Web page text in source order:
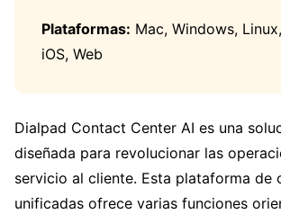
Plataformas: Mac, Windows,
iOS, Web
Dialpad Contact Center AI es una
diseñada para revolucionar las
servicio al cliente. Esta plataforma de
unificadas ofrece varias funciones